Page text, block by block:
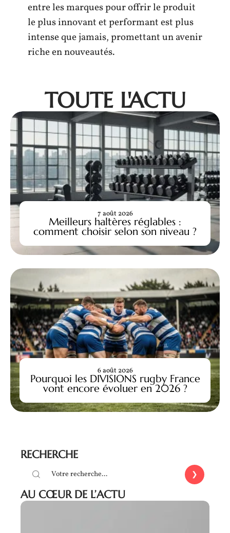
entre les marques pour offrir le produit
le plus innovant et performant est plus
intense que jamais, promettant un avenir
riche en nouveautés.
TOUTE L'ACTU
Meilleurs haltères réglables :
comment choisir selon son niveau ?
7 août 2026
Pourquoi les DIVISIONS rugby France
vont encore évoluer en 2026 ?
6 août 2026
RECHERCHE
AU CŒUR DE L’ACTU